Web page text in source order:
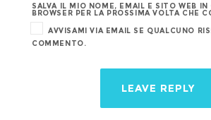
SALVA IL MIO NOME, EMAIL E SITO WEB IN
BROWSER PER LA PROSSIMA VOLTA CHE
AVVISAMI VIA EMAIL SE QUALCUNO
COMMENTO.